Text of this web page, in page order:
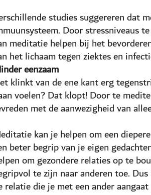
studies suggereren dat
Door stressniveaus
meditatie helpen bij het
het lichaam tegen ziektes en
eenzaam
klinkt van de ene kant erg
voelen? Dat klopt! Door te
met de aanwezigheid van
kan je helpen om een
beter begrip van je eigen
om gezondere relaties op te
te zijn naar anderen toe.
relatie die je met een ander